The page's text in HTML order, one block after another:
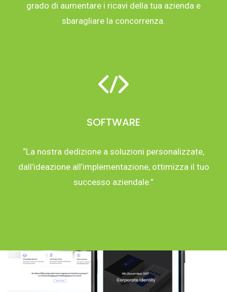
grado di aumentare i ricavi della tua azienda e
sbaragliare la concorrenza.
SOFTWARE
“La nostra dedizione a soluzioni personalizzate,
dall’ideazione all’implementazione, ottimizza il tuo
successo aziendale.”